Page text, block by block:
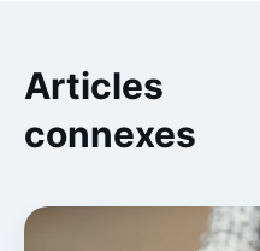
Articles
connexes